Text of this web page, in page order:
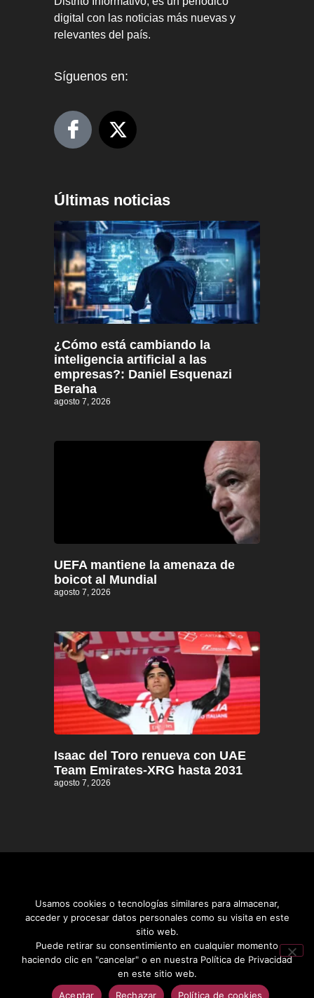
digital con las noticias más nuevas y
relevantes del país.
Síguenos en:
Últimas noticias
¿Cómo está cambiando la
inteligencia artificial a las
empresas?: Daniel Esquenazi
Beraha
agosto 7, 2026
UEFA mantiene la amenaza de
boicot al Mundial
agosto 7, 2026
Isaac del Toro renueva con UAE
Team Emirates-XRG hasta 2031
agosto 7, 2026
Distrito informativo © 2026
Usamos cookies o tecnologías similares para almacenar,
acceder y procesar datos personales como su visita en este
sitio web.
Puede retirar su consentimiento en cualquier momento
haciendo clic en "cancelar" o en nuestra Política de Privacidad
en este sitio web.
Aceptar
Rechazar Política de cookies